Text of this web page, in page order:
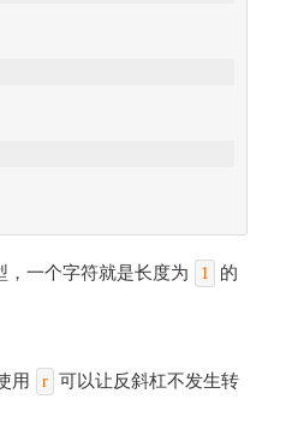
，一个字符就是长度为 1
的
用
r
可以让反斜杠不发生转